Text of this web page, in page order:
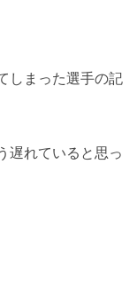
しまった選手の記
遅れていると思っ